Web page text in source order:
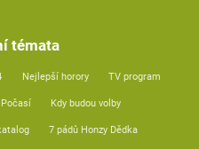
témata
Nejlepší horory TV program
Počasí Kdy budou volby
7 pádů Honzy Dědka